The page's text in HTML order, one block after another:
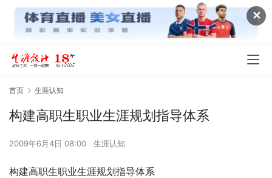
✕
首页 生涯认知
构建高职生职业生涯规划指导体系
2009年6月4日 08:00 生涯认知
构建高职生职业生涯规划指导体系